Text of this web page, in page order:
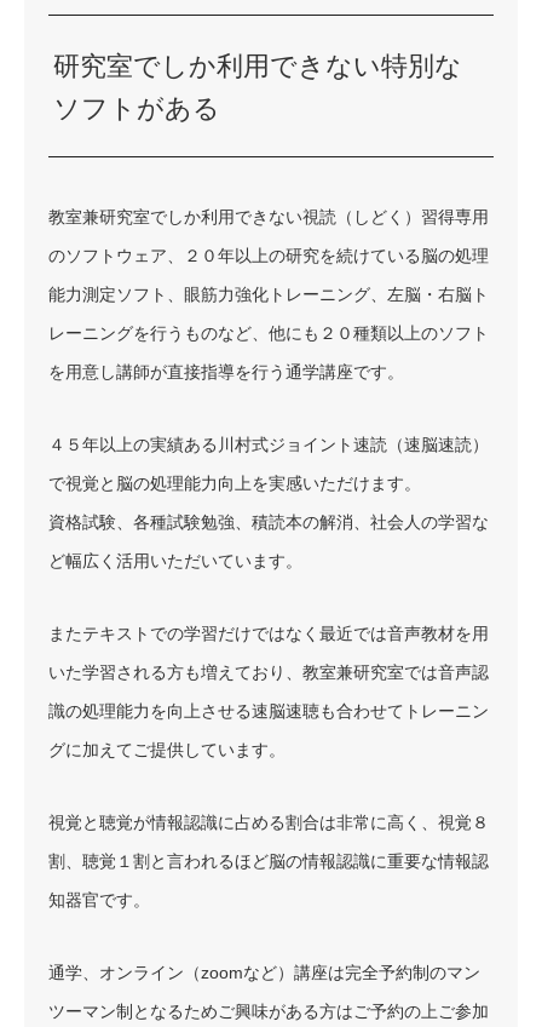
研究室でしか利用できない特別な
ソフトがある
教室兼研究室でしか利用できない視読（しどく）習得専用
のソフトウェア、２０年以上の研究を続けている脳の処理
能力測定ソフト、眼筋力強化トレーニング、左脳・右脳ト
レーニングを行うものなど、他にも２０種類以上のソフト
を用意し講師が直接指導を行う通学講座です。
４５年以上の実績ある川村式ジョイント速読（速脳速読）
で視覚と脳の処理能力向上を実感いただけます。
資格試験、各種試験勉強、積読本の解消、社会人の学習な
ど幅広く活用いただいています。
またテキストでの学習だけではなく最近では音声教材を用
いた学習される方も増えており、教室兼研究室では音声認
識の処理能力を向上させる速脳速聴も合わせてトレーニン
グに加えてご提供しています。
視覚と聴覚が情報認識に占める割合は非常に高く、視覚８
割、聴覚１割と言われるほど脳の情報認識に重要な情報認
知器官です。
通学、オンライン（zoomなど）講座は完全予約制のマン
ツーマン制となるためご興味がある方はご予約の上ご参加